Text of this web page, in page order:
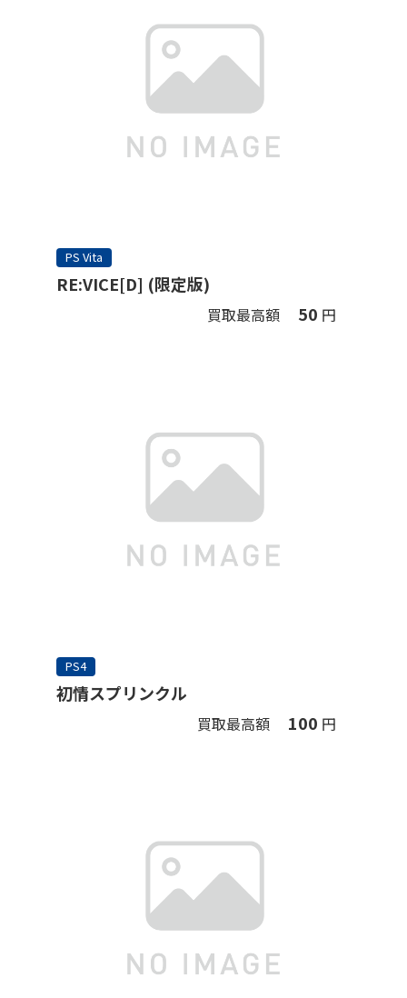
PS Vita
RE:VICE[D] (限定版)
買取最高額 50 円
PS4
初情スプリンクル
買取最高額 100 円